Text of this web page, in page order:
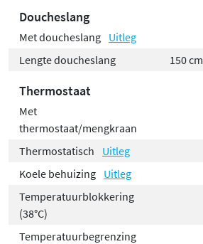
Doucheslang
Met doucheslang Uitleg
Lengte doucheslang
150 cm
Thermostaat
Met
thermostaat/mengkraan
Thermostatisch
Uitleg
Koele behuizing Uitleg
Temperatuurblokkering
(38°C)
Temperatuurbegrenzing